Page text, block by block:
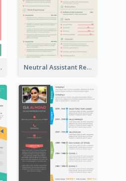
Neutral Assistant Resume